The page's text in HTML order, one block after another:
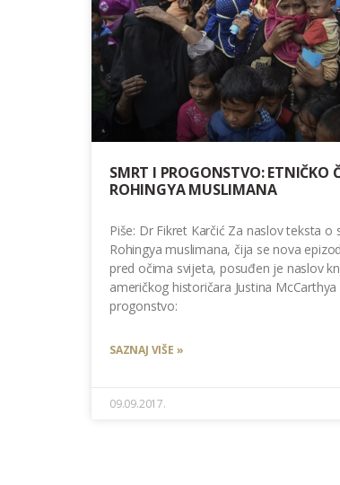
SMRT I PROGONSTVO: ETNIČKO
ROHINGYA MUSLIMANA
Piše: Dr Fikret Karčić Za naslov teksta o
Rohingya muslimana, čija se nova
pred očima svijeta, posuđen je naslov
američkog historičara Justina McCarthya
progonstvo:
SAZNAJ VIŠE »
09.09.2017.